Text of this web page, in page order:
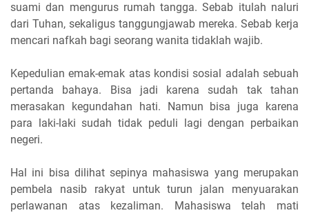
suami dan mengurus rumah tangga. Sebab itulah naluri
dari Tuhan, sekaligus tanggungjawab mereka. Sebab kerja
mencari nafkah bagi seorang wanita tidaklah wajib.
Kepedulian emak-emak atas kondisi sosial adalah sebuah
pertanda bahaya. Bisa jadi karena sudah tak tahan
merasakan kegundahan hati. Namun bisa juga karena
para laki-laki sudah tidak peduli lagi dengan perbaikan
negeri.
Hal ini bisa dilihat sepinya mahasiswa yang merupakan
pembela nasib rakyat untuk turun jalan menyuarakan
perlawanan atas kezaliman. Mahasiswa telah mati